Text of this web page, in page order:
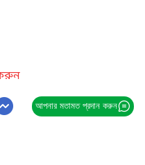
আপনার মতামত প্রদান করুন